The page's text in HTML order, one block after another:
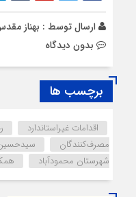
ارسال توسط : بهناز
بدون دیدگاه
برچسب ها
اقدامات غیراستاندارد
مصرف‌کنندگان
شهرستان محمودآباد